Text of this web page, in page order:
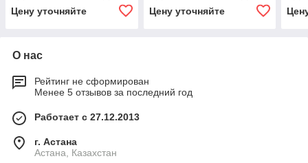
Цену уточняйте
Цену уточняйте
О нас
Рейтинг не сформирован
Менее 5 отзывов за последний год
Работает с 27.12.2013
г. Астана
Астана, Казахстан